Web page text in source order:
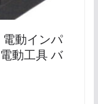
動インパ
動工具 バ